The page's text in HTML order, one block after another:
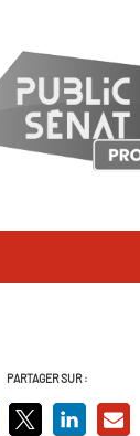
19 janvier
PARTAGER SUR :